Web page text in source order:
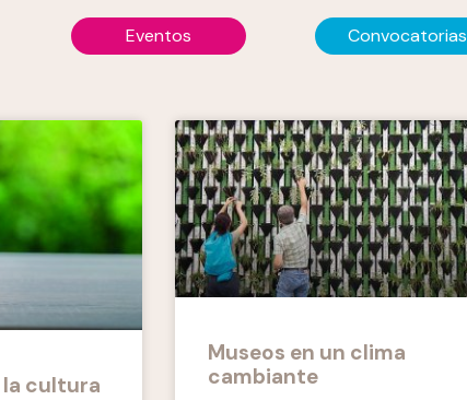
Eventos Convocatorias
la cultura
Museos en un clima
cambiante